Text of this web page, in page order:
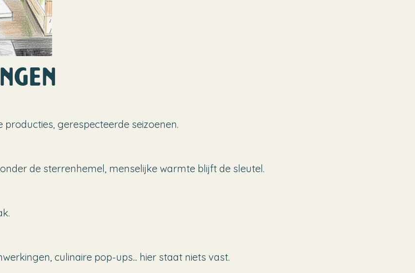
gerespecteerde seizoenen.
de sterrenhemel, menselijke warmte blijft de sleutel.
culinaire pop-ups... hier staat niets vast.